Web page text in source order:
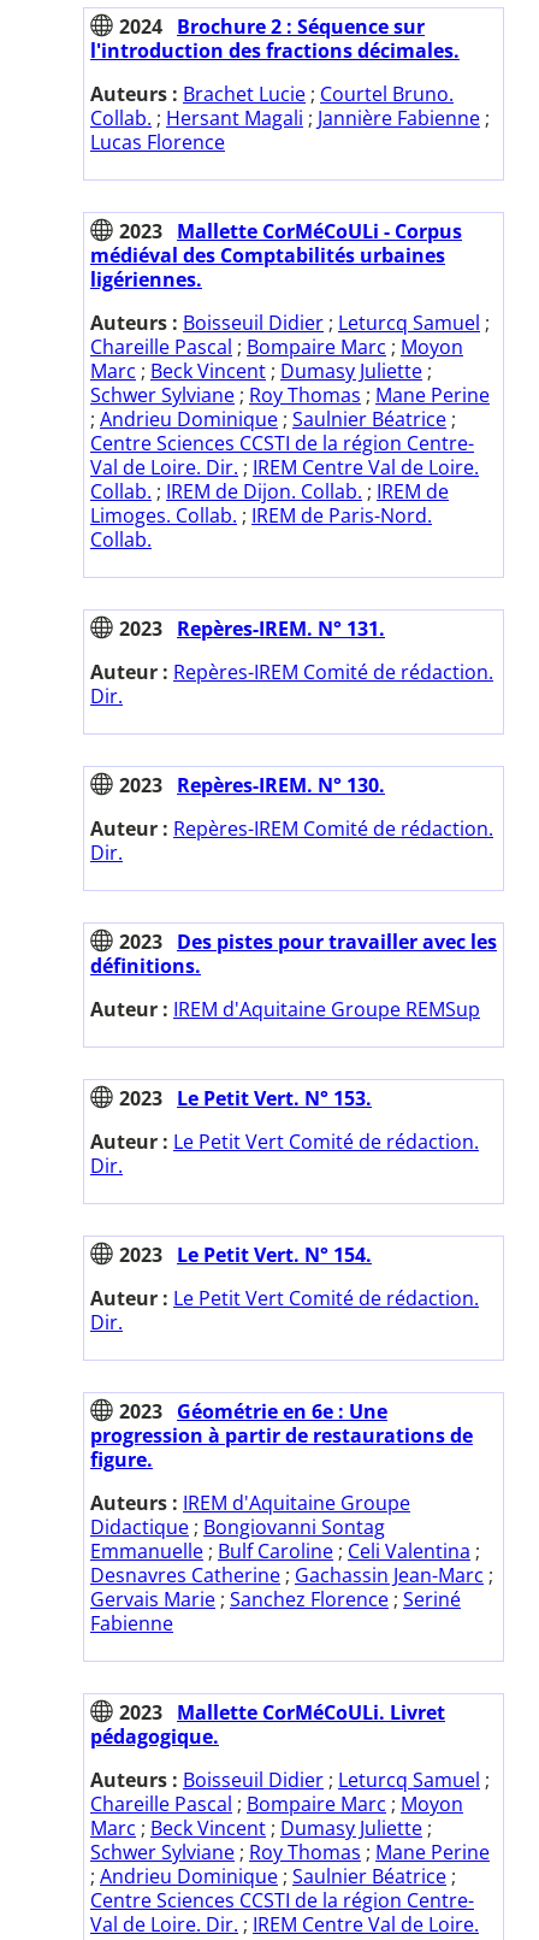
2024 Brochure 2 : Séquence sur
l'introduction des fractions décimales.
Auteurs : Brachet Lucie ; Courtel Bruno.
Collab. ; Hersant Magali ; Jannière Fabienne ;
Lucas Florence
2023 Mallette CorMéCoULi - Corpus
médiéval des Comptabilités urbaines
ligériennes.
Auteurs : Boisseuil Didier ; Leturcq Samuel ;
Chareille Pascal ; Bompaire Marc ; Moyon
Marc ; Beck Vincent ; Dumasy Juliette ;
Schwer Sylviane ; Roy Thomas ; Mane Perine
; Andrieu Dominique ; Saulnier Béatrice ;
Centre Sciences CCSTI de la région Centre-
Val de Loire. Dir. ; IREM Centre Val de Loire.
Collab. ; IREM de Dijon. Collab. ; IREM de
Limoges. Collab. ; IREM de Paris-Nord.
Collab.
2023 Repères-IREM. N° 131.
Auteur : Repères-IREM Comité de rédaction.
Dir.
2023 Repères-IREM. N° 130.
Auteur : Repères-IREM Comité de rédaction.
Dir.
2023 Des pistes pour travailler avec les
définitions.
Auteur : IREM d'Aquitaine Groupe REMSup
2023 Le Petit Vert. N° 153.
Auteur : Le Petit Vert Comité de rédaction.
Dir.
2023 Le Petit Vert. N° 154.
Auteur : Le Petit Vert Comité de rédaction.
Dir.
2023 Géométrie en 6e : Une
progression à partir de restaurations de
figure.
Auteurs : IREM d'Aquitaine Groupe
Didactique ; Bongiovanni Sontag
Emmanuelle ; Bulf Caroline ; Celi Valentina ;
Desnavres Catherine ; Gachassin Jean-Marc ;
Gervais Marie ; Sanchez Florence ; Seriné
Fabienne
2023 Mallette CorMéCoULi. Livret
pédagogique.
Auteurs : Boisseuil Didier ; Leturcq Samuel ;
Chareille Pascal ; Bompaire Marc ; Moyon
Marc ; Beck Vincent ; Dumasy Juliette ;
Schwer Sylviane ; Roy Thomas ; Mane Perine
; Andrieu Dominique ; Saulnier Béatrice ;
Centre Sciences CCSTI de la région Centre-
Val de Loire. Dir. ; IREM Centre Val de Loire.